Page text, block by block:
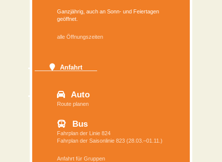
Ganzjährig, auch an Sonn- und Feiertagen
geöffnet.
alle Öffnungszeiten
Anfahrt
Auto
Route planen
Bus
Fahrplan der Linie 824
Fahrplan der Saisonlinie 823 (28.03.–01.11.)
Anfahrt für Gruppen